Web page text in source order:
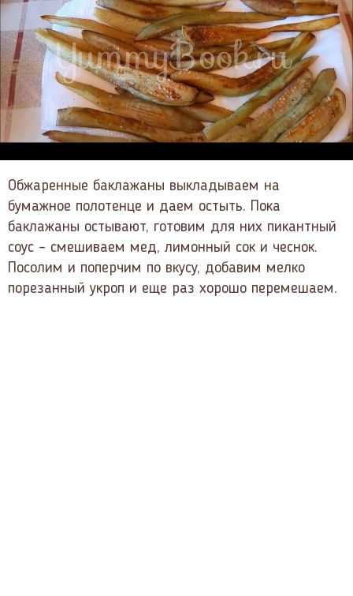
Обжаренные баклажаны выкладываем на
бумажное полотенце и даем остыть. Пока
баклажаны остывают, готовим для них пикантный
соус – смешиваем мед, лимонный сок и чеснок.
Посолим и поперчим по вкусу, добавим мелко
порезанный укроп и еще раз хорошо перемешаем.